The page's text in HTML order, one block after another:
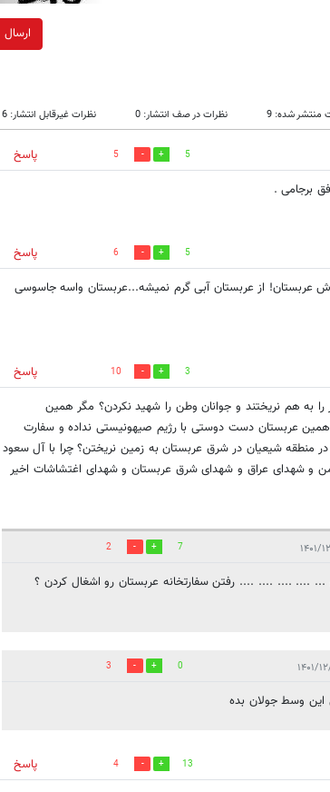
ارسال
منتشر شده: 9 نظرات در صف انتشار: 0 نظرات غیرقابل انتشار: 6
5
5
پاسخ
برجامی .
5
6
پاسخ
عربستان! از عربستان آبی گرم نمیشه...عربستان واسه جاسوسی
3
10
پاسخ
به هم نریختند و جوانان وطن را شهید نکردن؟ مگر همین
عربستان دست دوستی با رژیم صیهونیستی نداده و سفارت
در منطقه شیعیان در شرق عربستان به زمین نریختن؟ چرا با آل سعود
و شهدای عراق و شهدای شرق عربستان و شهدای اغتشاشات اخیر
7
2
... .... .... .... .... رفتن سفارتخانه عربستان رو اشغال کردن ؟
0
3
این وسط جولان بده
13
4
پاسخ